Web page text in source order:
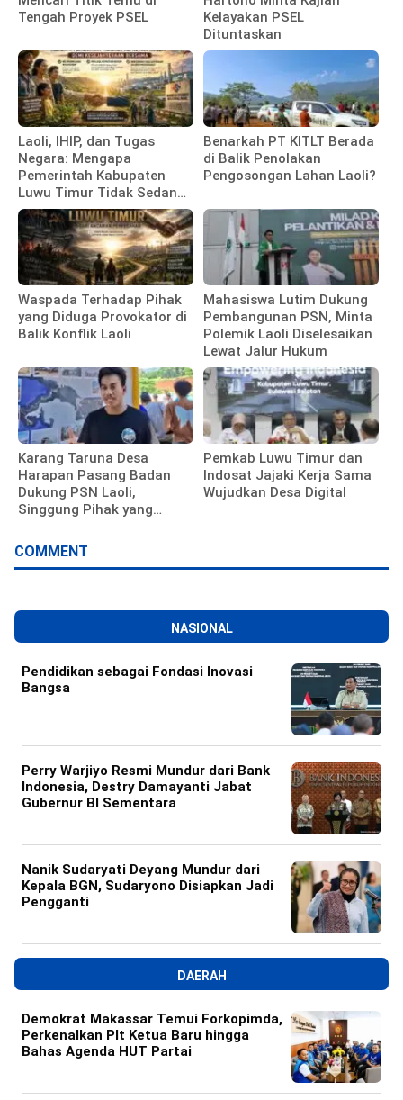
Tengah Proyek PSEL
Kelayakan PSEL
Dituntaskan
Laoli, IHIP, dan Tugas
Negara: Mengapa
Pemerintah Kabupaten
Luwu Timur Tidak Sedang
Membela Investor
Benarkah PT KITLT Berada
di Balik Penolakan
Pengosongan Lahan Laoli?
Waspada Terhadap Pihak
yang Diduga Provokator di
Balik Konflik Laoli
Mahasiswa Lutim Dukung
Pembangunan PSN, Minta
Polemik Laoli Diselesaikan
Lewat Jalur Hukum
Karang Taruna Desa
Harapan Pasang Badan
Dukung PSN Laoli,
Singgung Pihak yang
‎Pemkab Luwu Timur dan
Indosat Jajaki Kerja Sama
Wujudkan Desa Digital
COMMENT
NASIONAL
Pendidikan sebagai Fondasi Inovasi
Bangsa
Perry Warjiyo Resmi Mundur dari Bank
Indonesia, Destry Damayanti Jabat
Gubernur BI Sementara
Nanik Sudaryati Deyang Mundur dari
Kepala BGN, Sudaryono Disiapkan Jadi
Pengganti
DAERAH
Demokrat Makassar Temui Forkopimda,
Perkenalkan Plt Ketua Baru hingga
Bahas Agenda HUT Partai